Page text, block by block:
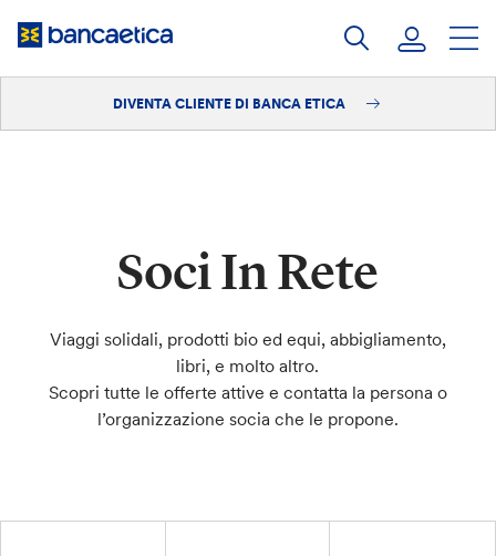
DIVENTA CLIENTE DI BANCA ETICA
Soci In Rete
Viaggi solidali, prodotti bio ed equi, abbigliamento,
libri, e molto altro.
Scopri tutte le offerte attive e contatta la persona o
l’organizzazione socia che le propone.